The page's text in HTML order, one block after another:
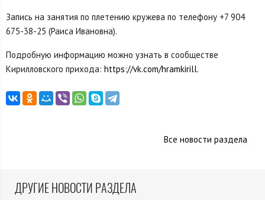
Запись на занятия по плетению кружева по телефону +7 904
675-38-25 (Раиса Ивановна).
Подробную информацию можно узнать в сообществе
Кирилловского прихода: https://vk.com/hramkirill.
Все новости раздела
ДРУГИЕ НОВОСТИ РАЗДЕЛА